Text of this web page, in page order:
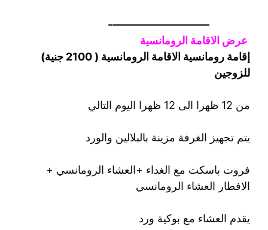
—————————-
عرض الاقامة الرومانسية
إقامة رومانسية الاقامة الرومانسية ( 2100 جنية)
للزوجين
من 12 ظهرا الى 12 ظهرا اليوم التالي
يتم تجهيز الغرفة مزينة بالبلالين والورد
فروت باسكت مع الغداء +العشاء الرومانسي +
الافطار العشاء الرومانسي
يقدم العشاء مع بوكية ورد